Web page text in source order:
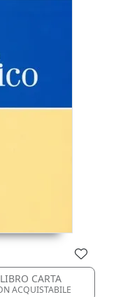
LIBRO CARTA
NON ACQUISTABILE